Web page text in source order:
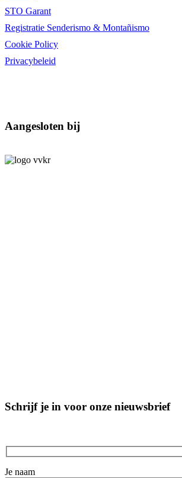
STO Garant
Registratie Senderismo & Montañismo
Cookie Policy
Privacybeleid
Aangesloten bij
Schrijf je in voor onze nieuwsbrief
Je naam